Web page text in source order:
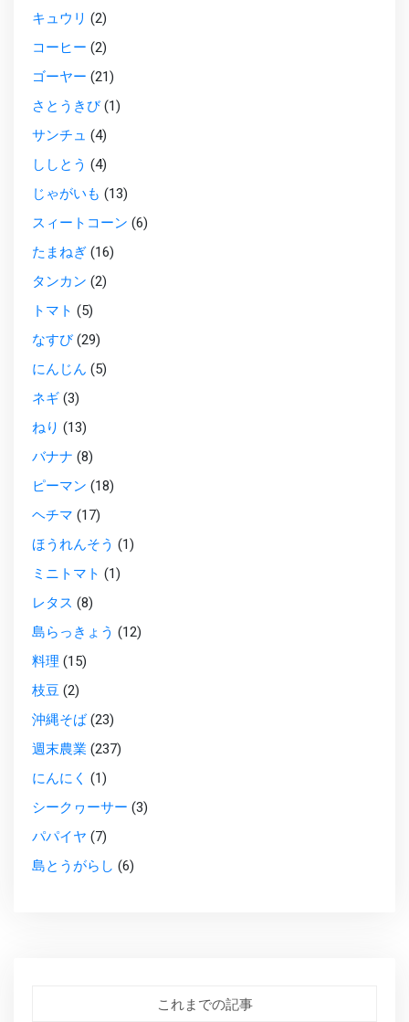
キュウリ (2)
コーヒー (2)
ゴーヤー (21)
さとうきび(1)
サンチュ (4)
ししとう (4)
じゃがいも (13)
スィートコーン (6)
たまねぎ (16)
タンカン (2)
トマト (5)
なすび(29)
にんじん (5)
ネギ (3)
ねり (13)
バナナ (8)
ピーマン (18)
ヘチマ (17)
ほうれんそう (1)
ミニトマト (1)
レタス (8)
島らっきょう (12)
料理 (15)
枝豆 (2)
沖縄そば(23)
週末農業 (237)
にんにく (1)
シークヮーサー (3)
パパイヤ (7)
島とうがらし (6)
これまでの記事